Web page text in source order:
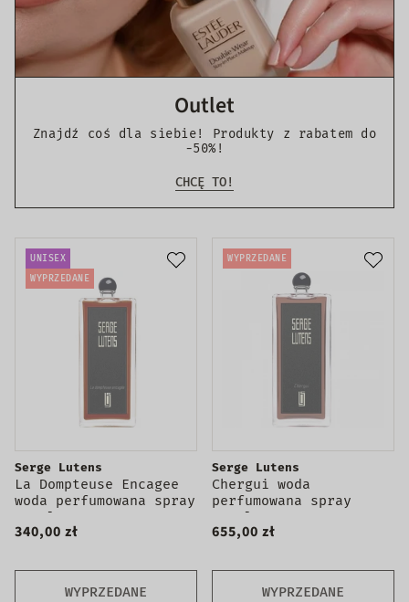
Outlet
Znajdź coś dla siebie! Produkty z rabatem do
-50%!
CHCĘ TO!
UNISEX
WYPRZEDANE
WYPRZEDANE
Serge Lutens
La Dompteuse Encagee
woda perfumowana spray
100ml
340,00 zł
WYPRZEDANE
WYPRZEDANE
Serge Lutens
Chergui woda
perfumowana spray
100ml
655,00 zł